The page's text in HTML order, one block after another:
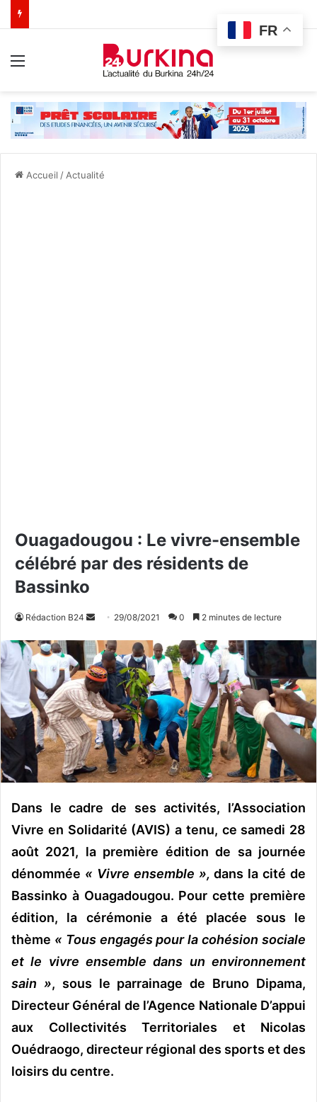
Accueil / Actualité
Ouagadougou : Le vivre-ensemble
célébré par des résidents de
Bassinko
Rédaction B24
v
o
y
e
r
u
n
c
u
r
i
e
29/08/2021 0 2 minutes de lecture
Dans le cadre de ses activités, l’Association
Vivre en Solidarité (AVIS) a tenu, ce samedi 28
août 2021, la première édition de sa journée
dénommée « Vivre ensemble », dans la cité de
Bassinko à Ouagadougou. Pour cette première
édition, la cérémonie a été placée sous le
thème « Tous engagés pour la cohésion sociale
et le vivre ensemble dans un environnement
sain », sous le parrainage de Bruno Dipama,
Directeur Général de l’Agence Nationale D’appui
aux Collectivités Territoriales et Nicolas
Ouédraogo, directeur régional des sports et des
loisirs du centre.
FR